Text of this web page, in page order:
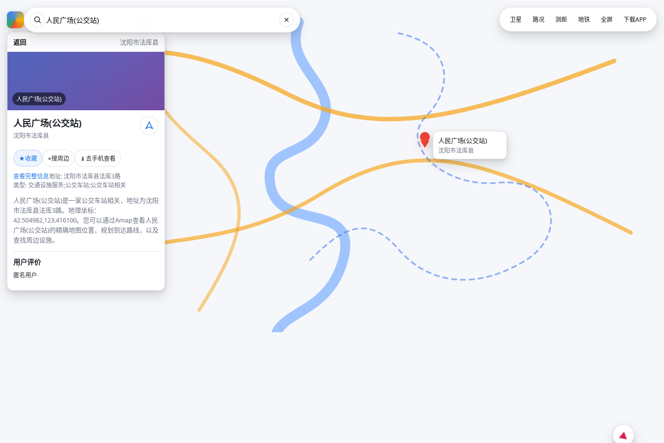
返回 沈阳市法库县
人民广场(公交站)
人民广场(公交站)
沈阳市法库县
★收藏 ⌖搜周边 📱 去手机查看
查看完整信息地址: 沈阳市法库县法库3路
类型: 交通设施服务;公交车站;公交车站相关
人民广场(公交站)是一家公交车站相关，地址为沈阳
市法库县法库3路。地理坐标：
42.504982,123.416100。您可以通过Amap查看人民
广场(公交站)的精确地图位置、规划到达路线，以及
查找周边设施。
用户评价
匿名用户
人民广场(公交站)
沈阳市法库县
卫星 路况 测距 地铁 全屏 下载APP